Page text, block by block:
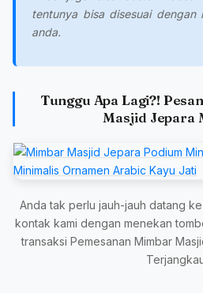
tentunya bisa disesuai dengan
anda.
Tunggu Apa Lagi?!
Masjid Jepara
Anda tak perlu jauh-jauh datang
kontak kami dengan menekan
transaksi Pemesanan Mimbar